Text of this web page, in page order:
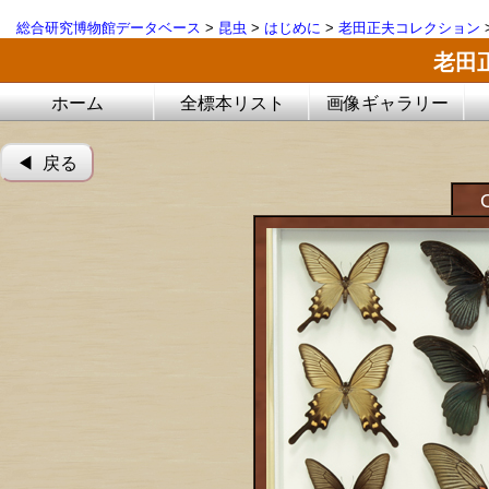
総合研究博物館データベース > 昆虫 > はじめに > 老田正夫コレクション
老田
ホーム 全標本リスト 画像ギャラリー
◀︎ 戻る